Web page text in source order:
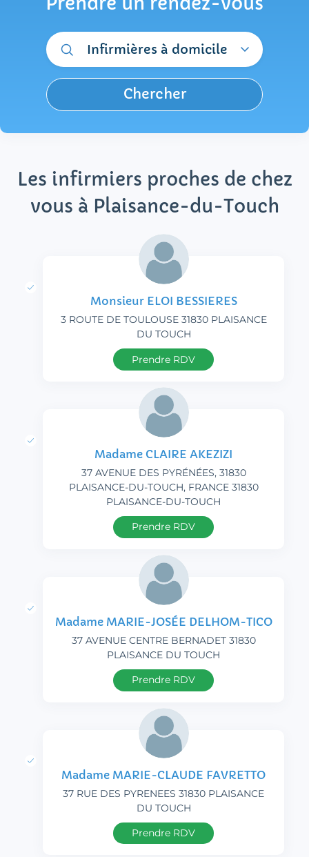
Infirmières à domicile
Chercher
Les infirmiers proches de chez
vous à Plaisance-du-Touch
Monsieur ELOI BESSIERES
3 ROUTE DE TOULOUSE 31830 PLAISANCE
DU TOUCH
Prendre RDV
Madame CLAIRE AKEZIZI
37 AVENUE DES PYRÉNÉES, 31830
PLAISANCE-DU-TOUCH, FRANCE 31830
PLAISANCE-DU-TOUCH
Prendre RDV
Madame MARIE-JOSÉE DELHOM-TICO
37 AVENUE CENTRE BERNADET 31830
PLAISANCE DU TOUCH
Prendre RDV
Madame MARIE-CLAUDE FAVRETTO
37 RUE DES PYRENEES 31830 PLAISANCE
DU TOUCH
Prendre RDV